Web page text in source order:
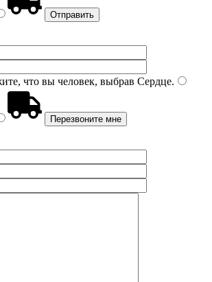
что вы человек, выбрав Сердце.